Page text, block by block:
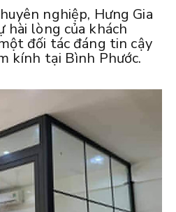
nghiệp, Hưng Gia
hài lòng của khách
đối tác đáng tin cậy
kính tại Bình Phước.